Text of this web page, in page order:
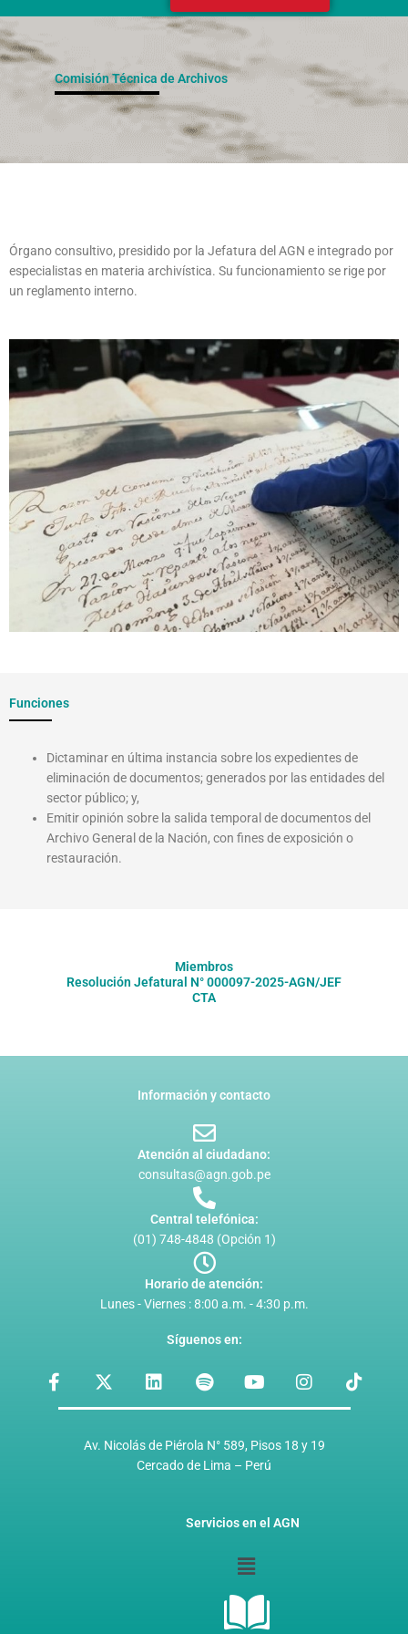
Comisión Técnica de Archivos
Órgano consultivo, presidido por la Jefatura del AGN e integrado por
especialistas en materia archivística. Su funcionamiento se rige por
un reglamento interno.
Funciones
Dictaminar en última instancia sobre los expedientes de
eliminación de documentos; generados por las entidades del
sector público; y,
Emitir opinión sobre la salida temporal de documentos del
Archivo General de la Nación, con fines de exposición o
restauración.
Miembros
Resolución Jefatural N° 000097-2025-AGN/JEF
CTA
Información y contacto
Atención al ciudadano:
consultas@agn.gob.pe
Central telefónica:
(01) 748-4848 (Opción 1)
Horario de atención:
Lunes - Viernes : 8:00 a.m. - 4:30 p.m.
Síguenos en:
F
a
c
X
-
t
i
L
i
n
e
d
S
p
o
i
f
Y
o
u
u
b
I
n
s
a
T
i
Av. Nicolás de Piérola N° 589, Pisos 18 y 19
Cercado de Lima – Perú
Servicios en el AGN
Menú